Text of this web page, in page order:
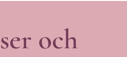
och